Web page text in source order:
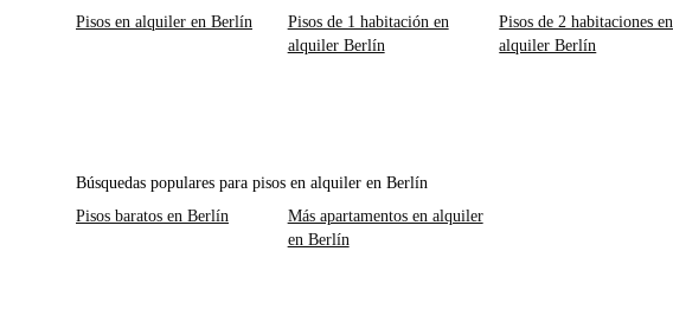
Pisos en alquiler en Berlín
Pisos de 1 habitación en
alquiler Berlín
Pisos de 2 habitaciones en
alquiler Berlín
Búsquedas populares para pisos en alquiler en Berlín
Pisos baratos en Berlín
Más apartamentos en alquiler
en Berlín